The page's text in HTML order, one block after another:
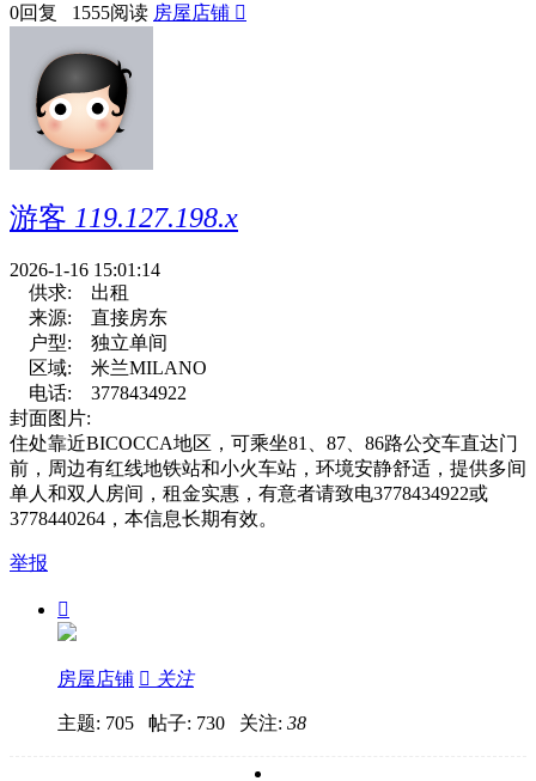
0回复 1555阅读 房屋店铺 
游客 119.127.198.x
2026-1-16 15:01:14
供求:
出租
来源:
直接房东
户型:
独立单间
区域:
米兰MILANO
电话:
3778434922
封面图片:
住处靠近BICOCCA地区，可乘坐81、87、86路公交车直达门
前，周边有红线地铁站和小火车站，环境安静舒适，提供多间
单人和双人房间，租金实惠，有意者请致电3778434922或
3778440264，本信息长期有效。
举报

房屋店铺  关注
主题: 705 帖子: 730 关注: 38